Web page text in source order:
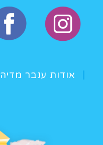
אודות ענבר מדיה